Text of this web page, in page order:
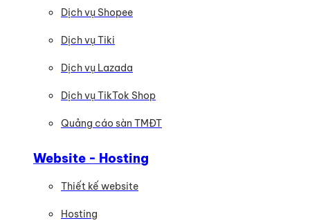
Dịch vụ Shopee
Dịch vụ Tiki
Dịch vụ Lazada
Dịch vụ TikTok Shop
Quảng cáo sàn TMĐT
Website - Hosting
Thiết kế website
Hosting